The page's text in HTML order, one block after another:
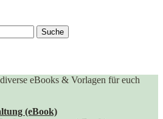
eBooks & Vorlagen für euch
(eBook)